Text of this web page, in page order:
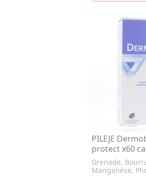
PILEJE
protect x60
Grenade,
Manganèse,